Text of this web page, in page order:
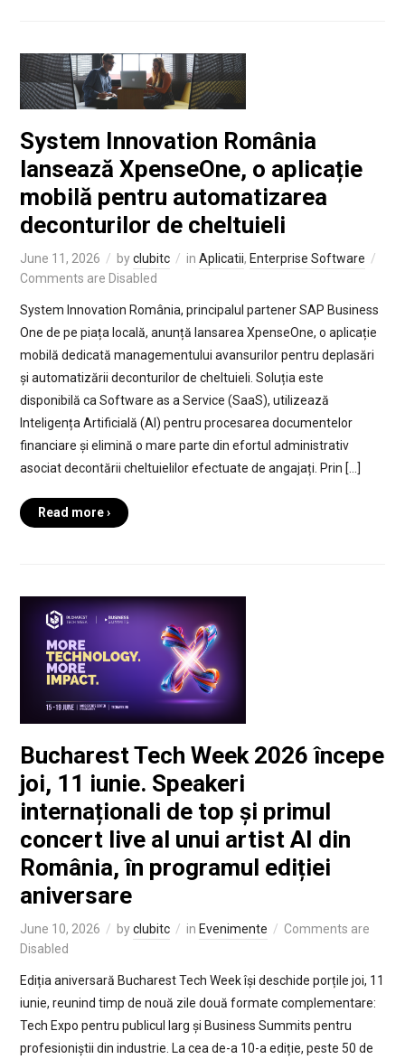
System Innovation România
lansează XpenseOne, o aplicație
mobilă pentru automatizarea
deconturilor de cheltuieli
June 11, 2026 byclubitc in Aplicatii, Enterprise Software
Comments are Disabled
System Innovation România, principalul partener SAP Business
One de pe piața locală, anunță lansarea XpenseOne, o aplicație
mobilă dedicată managementului avansurilor pentru deplasări
și automatizării deconturilor de cheltuieli. Soluția este
disponibilă ca Software as a Service (SaaS), utilizează
Inteligența Artificială (AI) pentru procesarea documentelor
financiare și elimină o mare parte din efortul administrativ
asociat decontării cheltuielilor efectuate de angajați. Prin […]
Read more ›
Bucharest Tech Week 2026 începe
joi, 11 iunie. Speakeri
internaționali de top și primul
concert live al unui artist AI din
România, în programul ediției
aniversare
June 10, 2026 byclubitc in Evenimente
Comments are
Disabled
Ediția aniversară Bucharest Tech Week își deschide porțile joi, 11
iunie, reunind timp de nouă zile două formate complementare:
Tech Expo pentru publicul larg și Business Summits pentru
profesioniștii din industrie. La cea de-a 10-a ediție, peste 50 de